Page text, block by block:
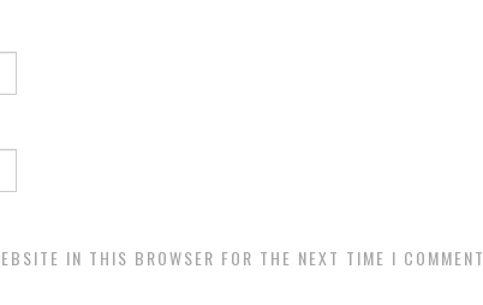
IN THIS BROWSER FOR THE NEXT TIME I COMMENT.